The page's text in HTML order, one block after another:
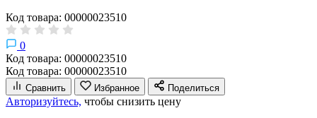
Код товара: 00000023510
0
Код товара: 00000023510
Код товара: 00000023510
Сравнить Избранное Поделиться
Авторизуйтесь, чтобы снизить цену